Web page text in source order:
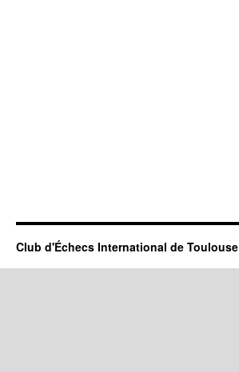
Club d'Échecs International de Toulouse